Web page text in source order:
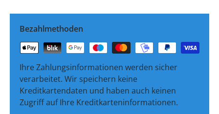
Bezahlmethoden
Ihre Zahlungsinformationen werden sicher
verarbeitet. Wir speichern keine
Kreditkartendaten und haben auch keinen
Zugriff auf Ihre Kreditkarteninformationen.